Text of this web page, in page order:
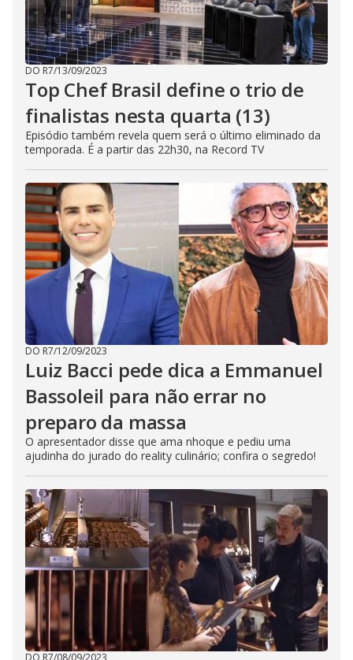
DO R7/13/09/2023
Top Chef Brasil define o trio de
finalistas nesta quarta (13)
Episódio também revela quem será o último eliminado da
temporada. É a partir das 22h30, na Record TV
DO R7/12/09/2023
Luiz Bacci pede dica a Emmanuel
Bassoleil para não errar no
preparo da massa
O apresentador disse que ama nhoque e pediu uma
ajudinha do jurado do reality culinário; confira o segredo!